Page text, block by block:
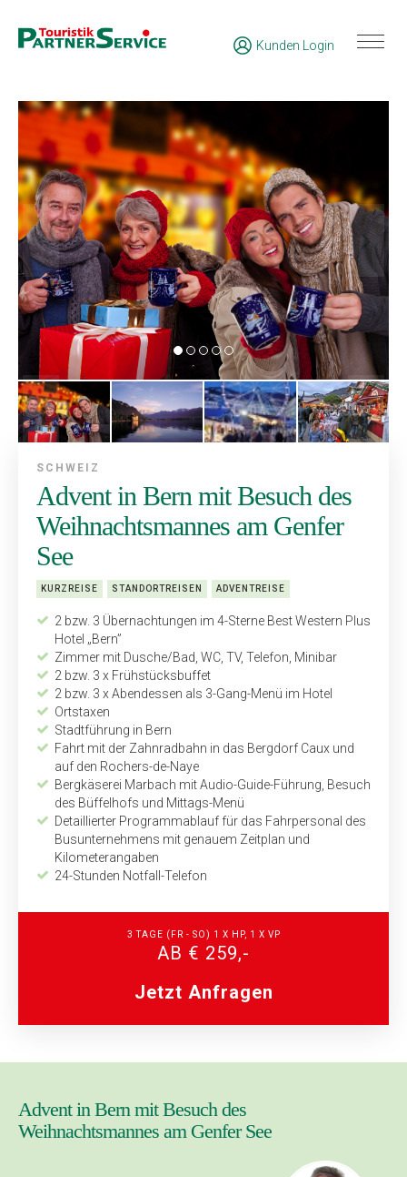
Kunden Login
SCHWEIZ
Advent in Bern mit Besuch des
Weihnachtsmannes am Genfer
See
KURZREISE STANDORTREISEN ADVENTREISE
2 bzw. 3 Übernachtungen im 4-Sterne Best Western Plus
Hotel „Bern”
Zimmer mit Dusche/Bad, WC, TV, Telefon, Minibar
2 bzw. 3 x Frühstücksbuffet
2 bzw. 3 x Abendessen als 3-Gang-Menü im Hotel
Ortstaxen
Stadtführung in Bern
Fahrt mit der Zahnradbahn in das Bergdorf Caux und
auf den Rochers-de-Naye
Bergkäserei Marbach mit Audio-Guide-Führung, Besuch
des Büffelhofs und Mittags-Menü
Detaillierter Programmablauf für das Fahrpersonal des
Busunternehmens mit genauem Zeitplan und
Kilometerangaben
24-Stunden Notfall-Telefon
3 TAGE (FR - SO) 1 X HP, 1 X VP
AB € 259,-
Jetzt Anfragen
Advent in Bern mit Besuch des
Weihnachtsmannes am Genfer See